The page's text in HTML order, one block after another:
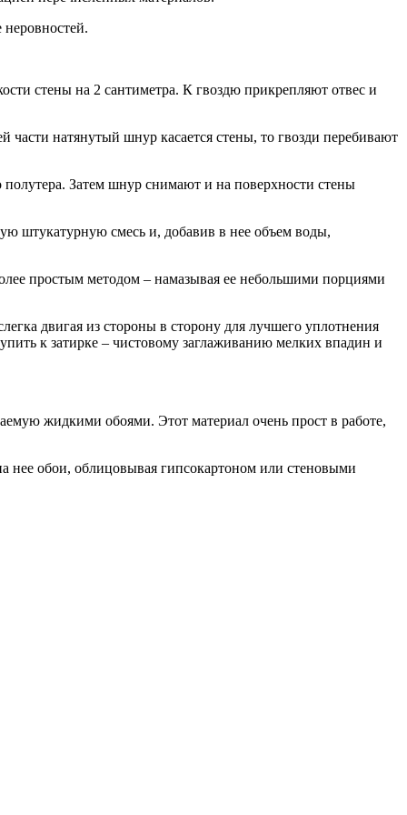
неровностей.
стены на 2 сантиметра. К гвоздю прикрепляют отвес и
части натянутый шнур касается стены, то гвозди перебивают
Затем шнур снимают и на поверхности стены
штукатурную смесь и, добавив в нее объем воды,
простым методом – намазывая ее небольшими порциями
двигая из стороны в сторону для лучшего уплотнения
к затирке – чистовому заглаживанию мелких впадин и
жидкими обоями. Этот материал очень прост в работе,
нее обои, облицовывая гипсокартоном или стеновыми